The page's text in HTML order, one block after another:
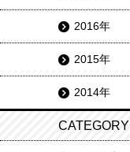
2016年
2015年
2014年
CATEGORY